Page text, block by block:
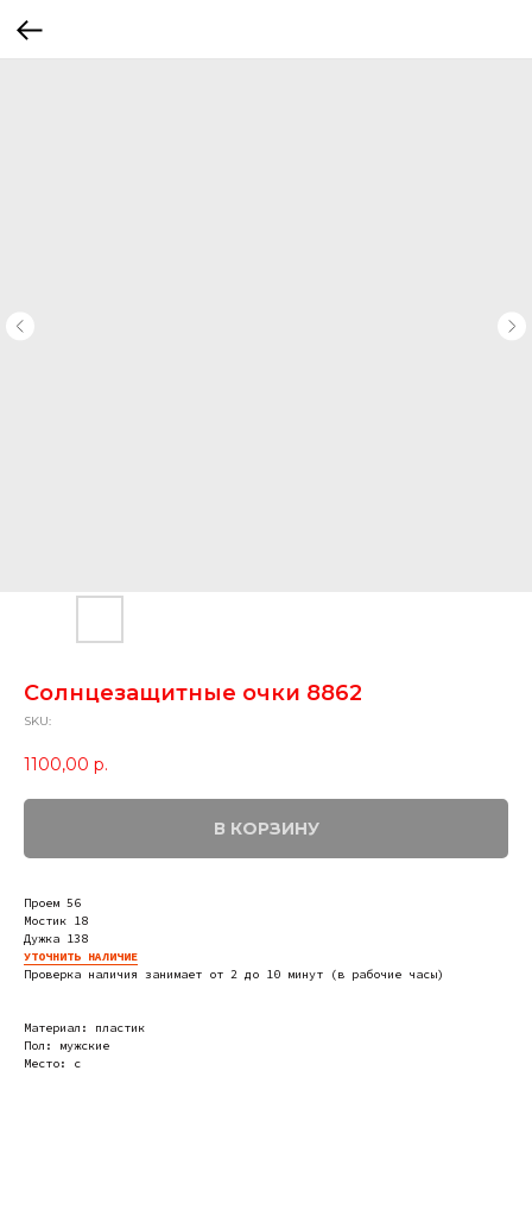
Солнцезащитные очки 8862
SKU:
1100,00 р.
В КОРЗИНУ
Проем 56
Мостик 18
Дужка 138
УТОЧНИТЬ НАЛИЧИЕ
Проверка наличия занимает от 2 до 10 минут (в рабочие часы)
Материал: пластик
Пол: мужские
Место: c